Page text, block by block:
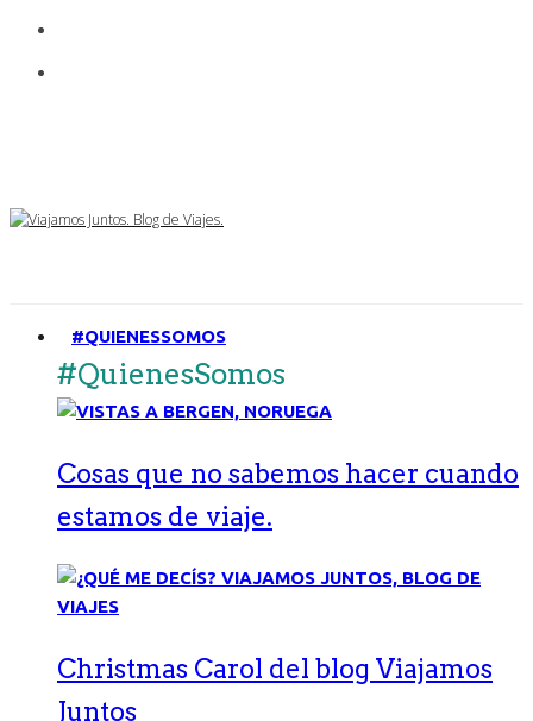
#QUIENESSOMOS
#QuienesSomos
Cosas que no sabemos hacer cuando
estamos de viaje.
Christmas Carol del blog Viajamos
Juntos